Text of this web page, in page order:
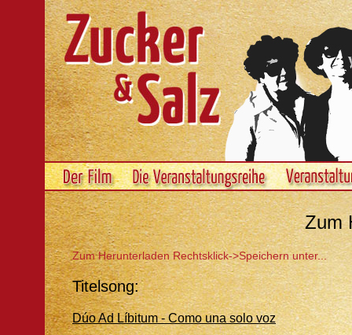
Zum
Zum Herunterladen Rechtsklick->Speichern unter...
Titelsong:
Dúo Ad Líbitum - Como una solo voz